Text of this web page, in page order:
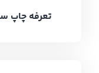
تعرفه چاپ